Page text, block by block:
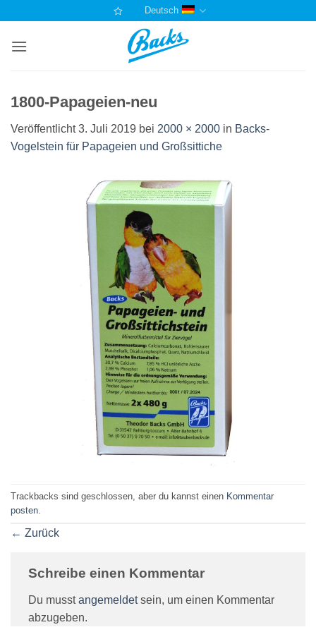
springen
Deutsch
1800-Papageien-neu
Veröffentlicht3. Juli 2019 bei 2000 × 2000 in Backs-
Vogelstein für Papageien und Großsittiche
Trackbacks sind geschlossen, aber du kannst einen Kommentar
posten
← Zurück
Schreibe einen Kommentar
Du musstangemeldetsein, um einen Kommentar
abzugeben.